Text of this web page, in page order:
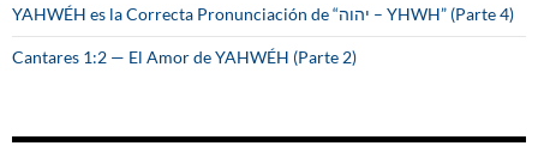
YAHWÉH es la Correcta Pronunciación de “יהוה – YHWH” (Parte 4)
Cantares 1:2 — El Amor de YAHWÉH (Parte 2)